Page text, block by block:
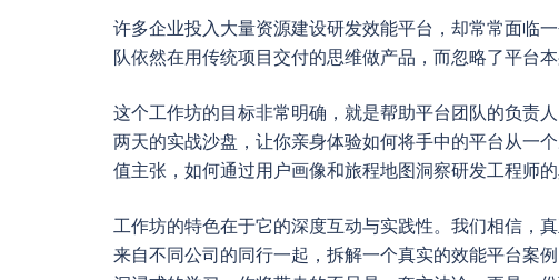
许多企业投入大量资源建设研发效能平台，却常常面临
队依然在用传统项目交付的思维做产品，而忽略了平台
这个工作坊的目标非常明确，就是帮助平台团队的负责
两天的实战沙盘，让你亲身体验如何将手中的平台从一
值主张，如何通过用户画像和旅程地图洞察研发工程师
工作坊的特色在于它的深度互动与实践性。我们相信，
来自不同公司的同行一起，拆解一个真实的效能平台案